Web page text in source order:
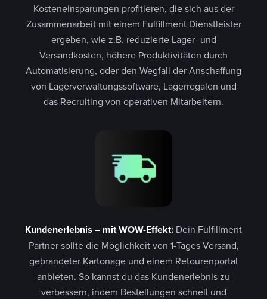
Kosteneinsparungen profitieren, die sich aus der
Zusammenarbeit mit einem Fulfillment Dienstleister
ergeben, wie z.B. reduzierte Lager- und
Versandkosten, höhere Produktivitäten durch
Automatisierung, oder den Wegfall der Anschaffung
von Lagerverwaltungssoftware, Lagerregalen und
das Recruiting von operativen Mitarbeitern.
Kundenerlebnis – mit WOW-Effekt: Dein Fulfillment
Partner sollte die Möglichkeit von 1-Tages Versand,
gebrandeter Kartonage und einem Retourenportal
anbieten. So kannst du das Kundenerlebnis zu
verbessern, indem Bestellungen schnell und